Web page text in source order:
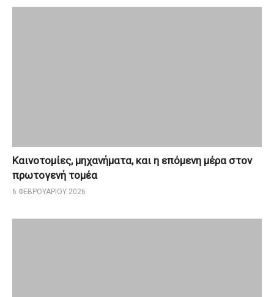
Καινοτομίες, μηχανήματα, και η επόμενη μέρα στον
πρωτογενή τομέα
6 ΦΕΒΡΟΥΑΡΊΟΥ 2026